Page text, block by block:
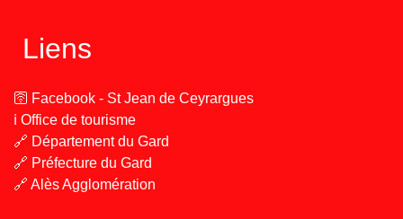
Liens
🛜 Facebook - St Jean de Ceyrargues
ℹ️ Office de tourisme
🔗 Département du Gard
🔗 Préfecture du Gard
🔗 Alès Agglomération